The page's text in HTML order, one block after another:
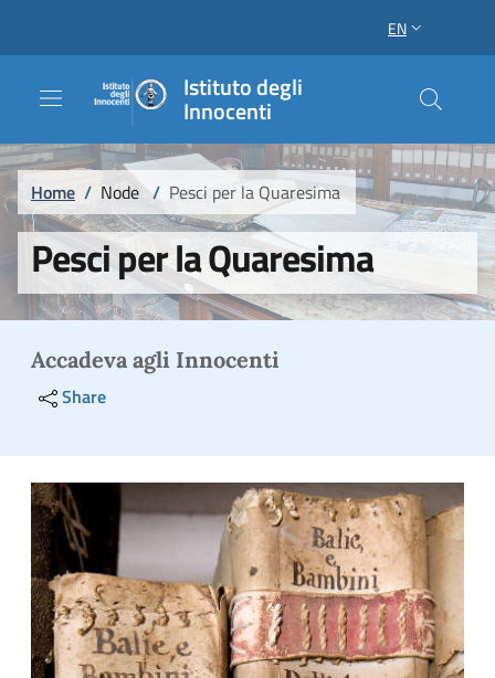
LANGUAGE
EN
Istituto degli
Innocenti
Breadcrumb
Home / Node / Pesci per la Quaresima
Pesci per la Quaresima
Accadeva agli Innocenti
Share